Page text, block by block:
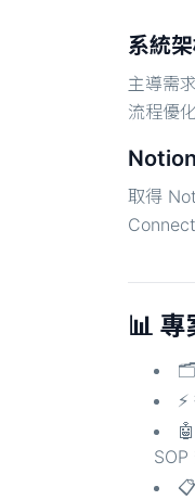
系統
主導需
流程優
取得
📊
⚡
🤖
SOP
📋